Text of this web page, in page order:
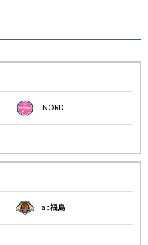
NORD
ac福島